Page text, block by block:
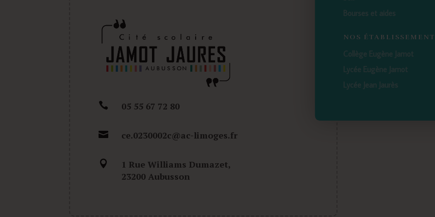
 05 55 67 72 80
 ce.0230002c@ac-limoges.fr

1 Rue Williams Dumazet,
23200 Aubusson
Bourses et aides
NOS
Collège Eugène Jamot
Lycée Eugène Jamot
Lycée Jean Jaurès